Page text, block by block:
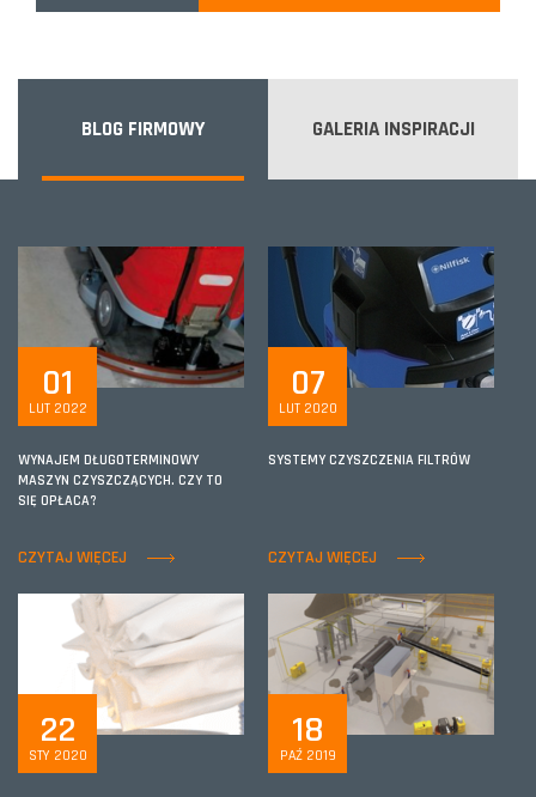
BLOG FIRMOWY GALERIA INSPIRACJI
01
LUT 2022
WYNAJEM DŁUGOTERMINOWY
MASZYN CZYSZCZĄCYCH. CZY TO
SIĘ OPŁACA?
CZYTAJ WIĘCEJ
07
LUT 2020
SYSTEMY CZYSZCZENIA FILTRÓW
CZYTAJ WIĘCEJ
22
STY 2020
18
PAŹ 2019